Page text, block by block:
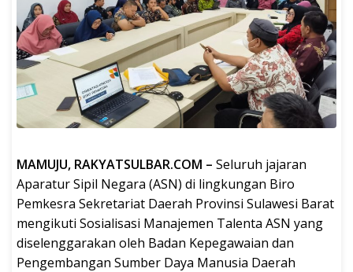
MAMUJU, RAKYATSULBAR.COM – Seluruh jajaran
Aparatur Sipil Negara (ASN) di lingkungan Biro
Pemkesra Sekretariat Daerah Provinsi Sulawesi Barat
mengikuti Sosialisasi Manajemen Talenta ASN yang
diselenggarakan oleh Badan Kepegawaian dan
Pengembangan Sumber Daya Manusia Daerah